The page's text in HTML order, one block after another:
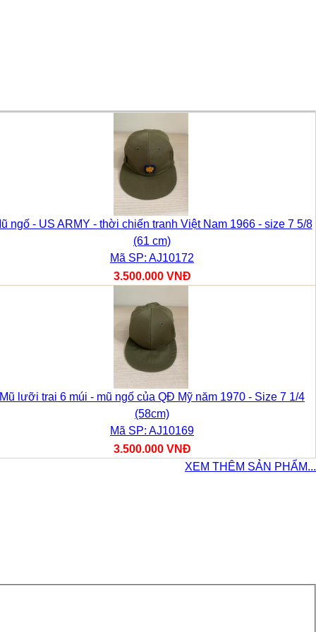
ngố - US ARMY - thời chiến tranh Việt Nam 1966 - size 7 5/8
(61 cm)
Mã SP: AJ10172
3.500.000 VNĐ
Mũ lưỡi trai 6 múi - mũ ngố của QĐ Mỹ năm 1970 - Size 7 1/4
(58cm)
Mã SP: AJ10169
3.500.000 VNĐ
XEM THÊM SẢN PHẨM...